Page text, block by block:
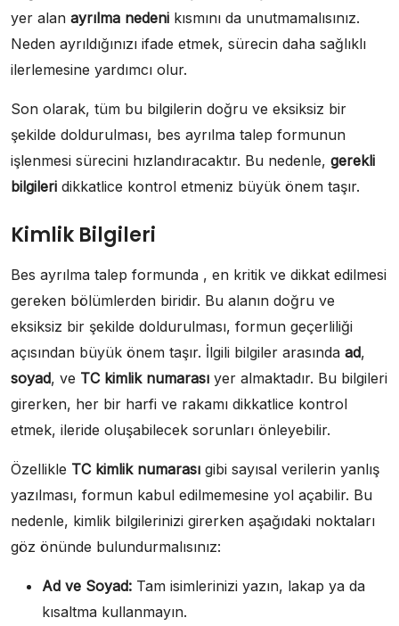
yer alan ayrılma nedeni kısmını da unutmamalısınız.
Neden ayrıldığınızı ifade etmek, sürecin daha sağlıklı
ilerlemesine yardımcı olur.
Son olarak, tüm bu bilgilerin doğru ve eksiksiz bir
şekilde doldurulması, bes ayrılma talep formunun
işlenmesi sürecini hızlandıracaktır. Bu nedenle, gerekli
bilgileri dikkatlice kontrol etmeniz büyük önem taşır.
Kimlik Bilgileri
Bes ayrılma talep formunda , en kritik ve dikkat edilmesi
gereken bölümlerden biridir. Bu alanın doğru ve
eksiksiz bir şekilde doldurulması, formun geçerliliği
açısından büyük önem taşır. İlgili bilgiler arasında ad,
soyad, ve TC kimlik numarası yer almaktadır. Bu bilgileri
girerken, her bir harfi ve rakamı dikkatlice kontrol
etmek, ileride oluşabilecek sorunları önleyebilir.
Özellikle TC kimlik numarası gibi sayısal verilerin yanlış
yazılması, formun kabul edilmemesine yol açabilir. Bu
nedenle, kimlik bilgilerinizi girerken aşağıdaki noktaları
göz önünde bulundurmalısınız:
Ad ve Soyad: Tam isimlerinizi yazın, lakap ya da
kısaltma kullanmayın.